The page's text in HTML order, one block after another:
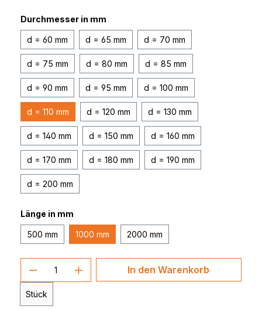
Durchmesser in mm
d = 60 mm d = 65 mm d = 70 mm
d = 75 mm d = 80 mm d = 85 mm
d = 90 mm d = 95 mm d = 100 mm
d = 110 mm d = 120 mm d = 130 mm
d = 140 mm d = 150 mm d = 160 mm
d = 170 mm d = 180 mm d = 190 mm
d = 200 mm
Länge in mm
500 mm 1000 mm 2000 mm
Produkt Anzahl: Gib den
Stück
In den Warenkorb